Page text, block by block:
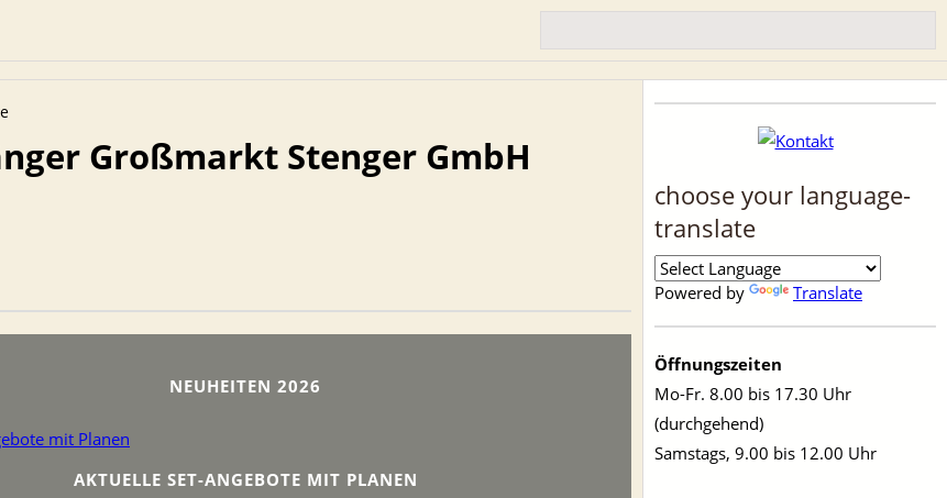
Großmarkt Stenger GmbH
NEUHEITEN 2026
AKTUELLE SET-ANGEBOTE MIT PLANEN
choose your language-
translate
Powered by Translate
Öffnungszeiten
Mo-Fr. 8.00 bis 17.30 Uhr
(durchgehend)
Samstags, 9.00 bis 12.00 Uhr